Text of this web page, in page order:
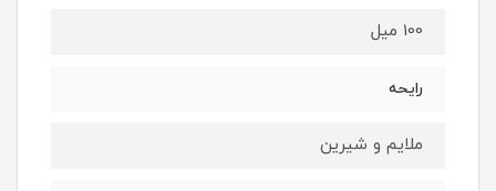
100 میل
رایحه
ملایم و شیرین